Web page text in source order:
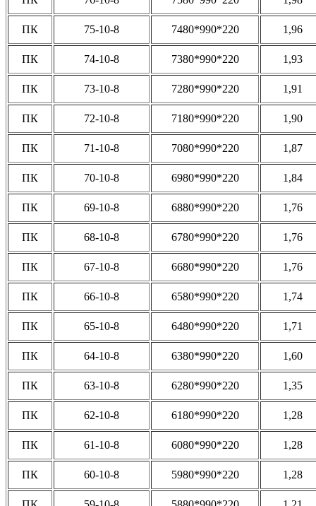
ПК 75-10-8 7480*990*220 1,96
ПК 74-10-8 7380*990*220 1,93
ПК 73-10-8 7280*990*220 1,91
ПК 72-10-8 7180*990*220 1,90
ПК 71-10-8 7080*990*220 1,87
ПК 70-10-8 6980*990*220 1,84
ПК 69-10-8 6880*990*220 1,76
ПК 68-10-8 6780*990*220 1,76
ПК 67-10-8 6680*990*220 1,76
ПК 66-10-8 6580*990*220 1,74
ПК 65-10-8 6480*990*220 1,71
ПК 64-10-8 6380*990*220 1,60
ПК 63-10-8 6280*990*220 1,35
ПК 62-10-8 6180*990*220 1,28
ПК 61-10-8 6080*990*220 1,28
ПК 60-10-8 5980*990*220 1,28